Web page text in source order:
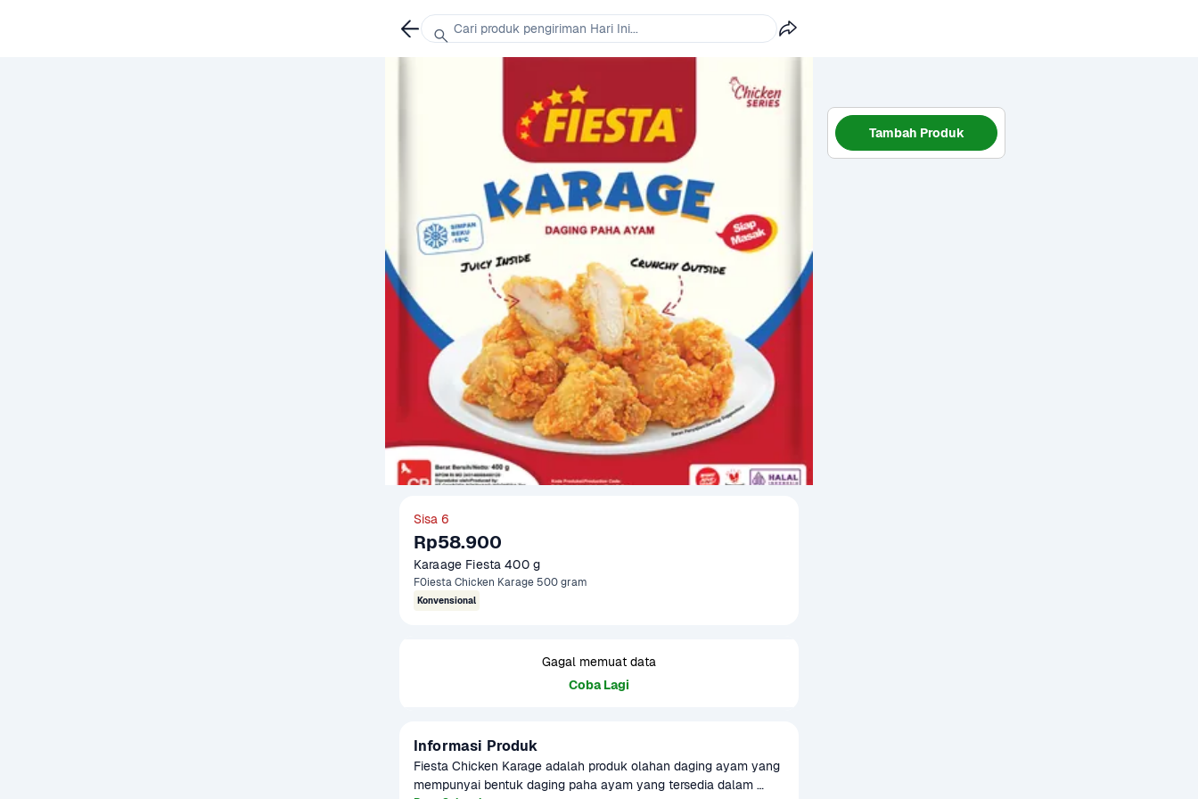
Sisa 6
Rp58.900
Karaage Fiesta 400 g
F0iesta Chicken Karage 500 gram
Konvensional
Gagal memuat data
Coba Lagi
Informasi Produk
Fiesta Chicken Karage adalah produk olahan daging ayam yang
mempunyai bentuk daging paha ayam yang tersedia dalam
Tambah Produk
Cari produk pengiriman Hari Ini...